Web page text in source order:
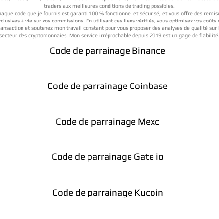
traders aux meilleures conditions de trading possibles.
code que je fournis est garanti 100 % fonctionnel et sécurisé, et vous offre des
à vie sur vos commissions. En utilisant ces liens vérifiés, vous optimisez vos coûts
et soutenez mon travail constant pour vous proposer des analyses de qualité sur
secteur des cryptomonnaies. Mon service irréprochable depuis 2019 est un gage de fiabilité.
Code de parrainage Binance
Code de parrainage Coinbase
Code de parrainage Mexc
Code de parrainage Gate io
Code de parrainage Kucoin